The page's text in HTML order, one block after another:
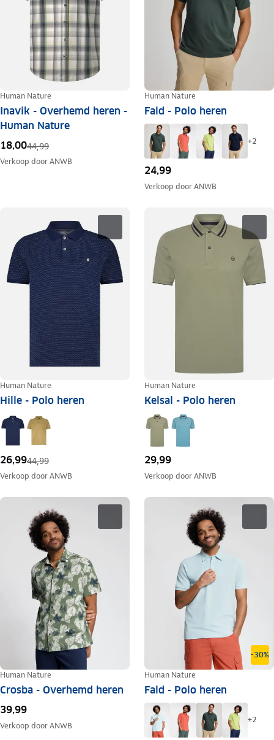
Human Nature
Inavik - Overhemd heren -
Human Nature
18,0044,99
Verkoop doorANWB
Human Nature
Fald - Polo heren
+2
24,99
Verkoop doorANWB
Human Nature
Hille - Polo heren
26,9944,99
Verkoop doorANWB
Human Nature
Kelsal - Polo heren
29,99
Verkoop doorANWB
Human Nature
Crosba - Overhemd heren
39,99
Verkoop doorANWB
-30%
Human Nature
Fald - Polo heren
+2